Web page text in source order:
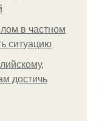
в частном
ситуацию
достичь